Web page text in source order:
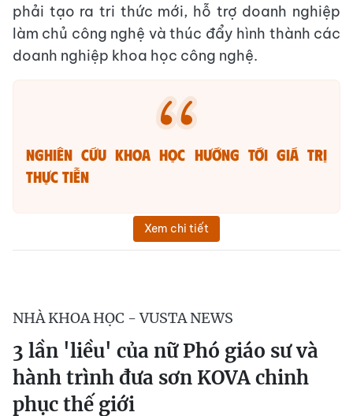
phải tạo ra tri thức mới, hỗ trợ doanh nghiệp
làm chủ công nghệ và thúc đẩy hình thành các
doanh nghiệp khoa học công nghệ.
Nghiên cứu khoa học hướng tới giá trị
thực tiễn
Xem chi tiết
NHÀ KHOA HỌC - VUSTA NEWS
3 lần 'liều' của nữ Phó giáo sư và
hành trình đưa sơn KOVA chinh
phục thế giới